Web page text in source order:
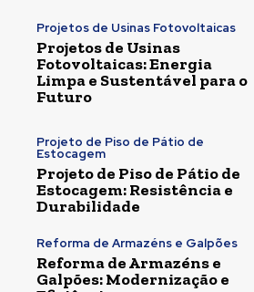
Projetos de Usinas Fotovoltaicas
Projetos de Usinas
Fotovoltaicas: Energia
Limpa e Sustentável para o
Futuro
Projeto de Piso de Pátio de
Estocagem
Projeto de Piso de Pátio de
Estocagem: Resistência e
Durabilidade
Reforma de Armazéns e Galpões
Reforma de Armazéns e
Galpões: Modernização e